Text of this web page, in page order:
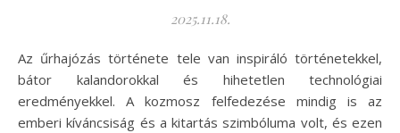
2025.11.18.
Az űrhajózás története tele van inspiráló történetekkel,
bátor kalandorokkal és hihetetlen technológiai
eredményekkel. A kozmosz felfedezése mindig is az
emberi kíváncsiság és a kitartás szimbóluma volt, és ezen